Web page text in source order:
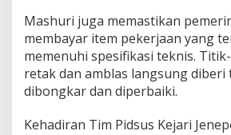
r
u
n
T
a
a
Mashuri juga memastikan
membayar item pekerjaan yang
memenuhi spesifikasi teknis.
retak dan amblas langsung
dibongkar dan diperbaiki.
Kehadiran Tim Pidsus Kejari